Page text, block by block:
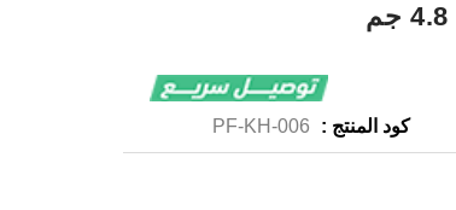
كود المنتج : PF-KH-006